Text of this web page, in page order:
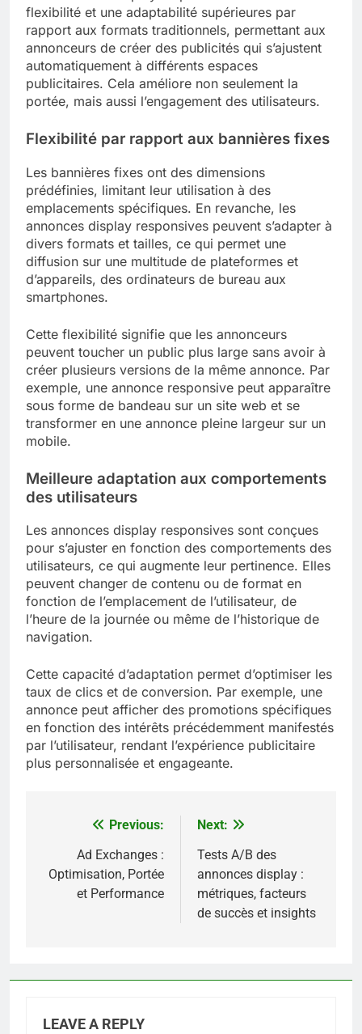
flexibilité et une adaptabilité supérieures par
rapport aux formats traditionnels, permettant aux
annonceurs de créer des publicités qui s’ajustent
automatiquement à différents espaces
publicitaires. Cela améliore non seulement la
portée, mais aussi l’engagement des utilisateurs.
Flexibilité par rapport aux bannières fixes
Les bannières fixes ont des dimensions
prédéfinies, limitant leur utilisation à des
emplacements spécifiques. En revanche, les
annonces display responsives peuvent s’adapter à
divers formats et tailles, ce qui permet une
diffusion sur une multitude de plateformes et
d’appareils, des ordinateurs de bureau aux
smartphones.
Cette flexibilité signifie que les annonceurs
peuvent toucher un public plus large sans avoir à
créer plusieurs versions de la même annonce. Par
exemple, une annonce responsive peut apparaître
sous forme de bandeau sur un site web et se
transformer en une annonce pleine largeur sur un
mobile.
Meilleure adaptation aux comportements
des utilisateurs
Les annonces display responsives sont conçues
pour s’ajuster en fonction des comportements des
utilisateurs, ce qui augmente leur pertinence. Elles
peuvent changer de contenu ou de format en
fonction de l’emplacement de l’utilisateur, de
l’heure de la journée ou même de l’historique de
navigation.
Cette capacité d’adaptation permet d’optimiser les
taux de clics et de conversion. Par exemple, une
annonce peut afficher des promotions spécifiques
en fonction des intérêts précédemment manifestés
par l’utilisateur, rendant l’expérience publicitaire
plus personnalisée et engageante.
navigation
Previous:
Ad Exchanges :
Optimisation, Portée
et Performance
Next:
Tests A/B des
annonces display :
métriques, facteurs
de succès et insights
LEAVE A REPLY